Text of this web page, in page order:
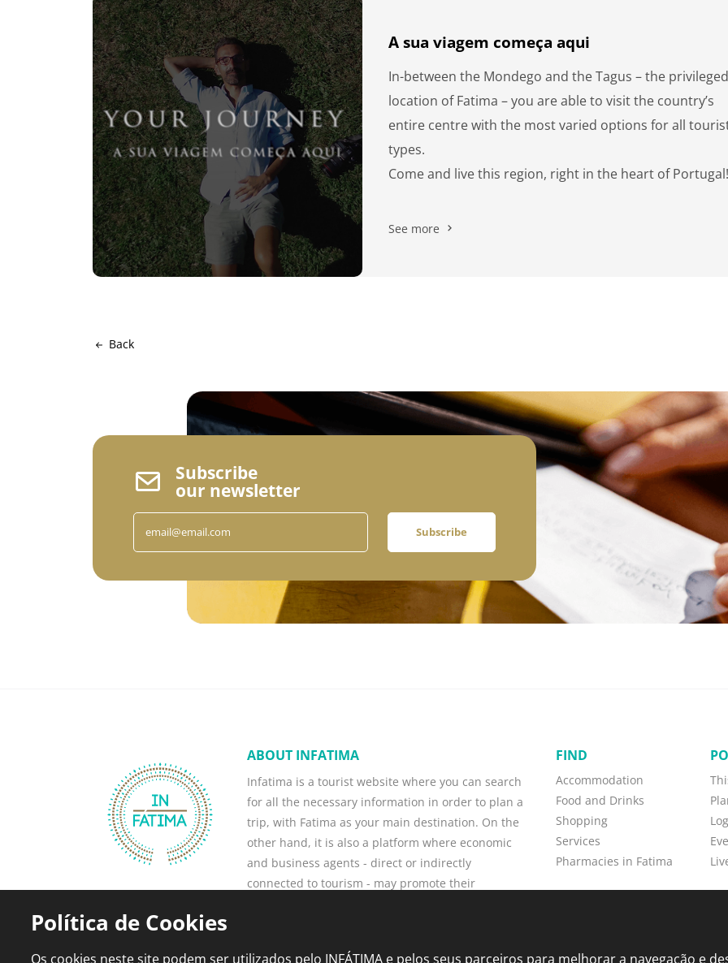
A sua viagem começa aqui
In-between the Mondego and the Tagus – the privileged
location of Fatima – you are able to visit the country’s
entire centre with the most varied options for all
types.
Come and live this region, right in the heart of Portugal!
See more
Back
Subscribe
our newsletter
Subscribe
ABOUT INFATIMA
Infatima is a tourist website where you can search
for all the necessary information in order to plan a
trip, with Fatima as your main destination. On the
other hand, it is also a platform where economic
and business agents - direct or indirectly
connected to tourism - may promote their
Read more
FIND
Accommodation
Food and Drinks
Shopping
Services
Pharmacies in Fatima
Política de Cookies
Os cookies neste site podem ser utilizados pelo INFÁTIMA e pelos seus parceiros para melhorar a navegação e